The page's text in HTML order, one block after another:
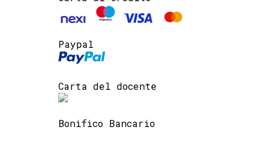
Paypal
Carta del docente
Bonifico Bancario